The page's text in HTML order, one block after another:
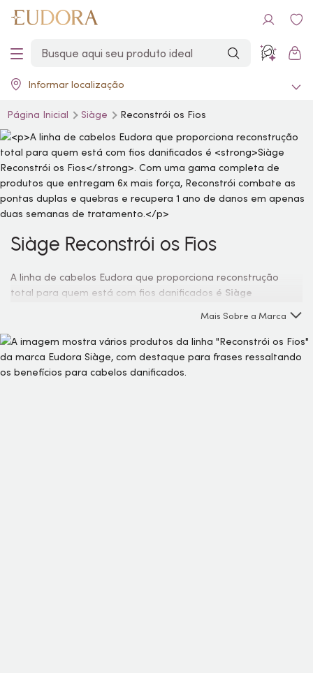
Informar localização
Página Inicial Siàge Reconstrói os Fios
Siàge Reconstrói os Fios
A linha de cabelos Eudora que proporciona reconstrução
total para quem está com fios danificados é Siàge
que entregam 6x mais força, Reconstrói combate as pontas
duplas e quebras e recupera 1 ano de danos em apenas
duas semanas de tratamento.
Mais Sobre a Marca